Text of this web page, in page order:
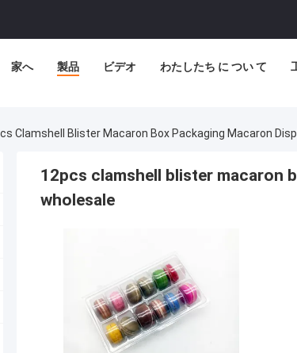
家へ 製品 ビデオ わたしたち に つい て
Clamshell Blister Macaron Box Packaging Macaron
12pcs clamshell blister macaron
wholesale